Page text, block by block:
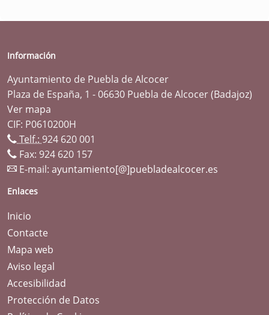
Información
Ayuntamiento de Puebla de Alcocer
Plaza de España, 1 - 06630 Puebla de Alcocer (Badajoz)
Ver mapa
CIF: P0610200H
Telf.: 924 620 001
Fax: 924 620 157
E-mail: ayuntamiento[@]puebladealcocer.es
Enlaces
Inicio
Contacte
Mapa web
Aviso legal
Accesibilidad
Protección de Datos